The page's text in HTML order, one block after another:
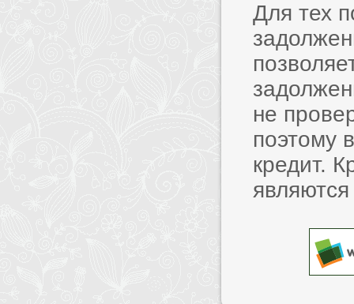
Для тех
не
поэтому
кредит.